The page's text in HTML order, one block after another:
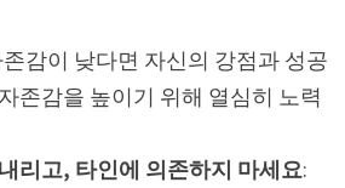
감이 낮다면 자신의 강점과 성공
존감을 높이기 위해 열심히 노력
리고, 타인에 의존하지 마세요: